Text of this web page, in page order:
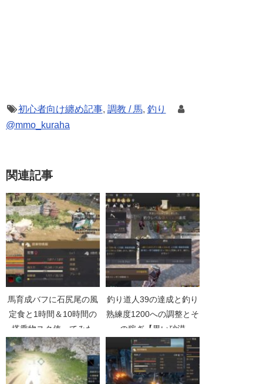
初心者向け纏め記事, 調教 / 馬, 釣り
@mmo_kuraha
関連記事
馬育成バフに石尻尾の風
定食と1時間＆10時間の
搭乗物スク使ってみた
【黒い砂漠Part3692】
釣り道人39の達成と釣り
熟練度1200への調整とそ
の稼ぎ【黒い砂漠
Part4613】